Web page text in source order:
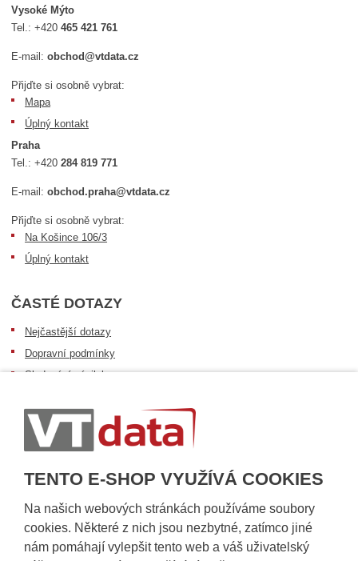
TENTO E-SHOP VYUŽÍVÁ COOKIES
Na našich webových stránkách používáme soubory
cookies. Některé z nich jsou nezbytné, zatímco jiné
nám pomáhají vylepšit tento web a váš uživatelský
Vysoké Mýto
Tel.:+420465 421 761
E-mail:obchod@vtdata.cz
Přijďte si osobně vybrat:
Mapa
Úplný kontakt
Praha
Tel.:+420284 819 771
E-mail:obchod.praha@vtdata.cz
Přijďte si osobně vybrat:
Na Košince 106/3
Úplný kontakt
ČASTÉ DOTAZY
Nejčastější dotazy
Dopravní podmínky
Sledování zásilek
Informace k dostupnosti zboží
Obecné informace